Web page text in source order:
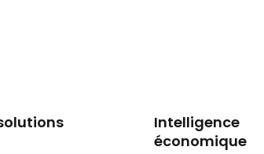
Intelligence
économique